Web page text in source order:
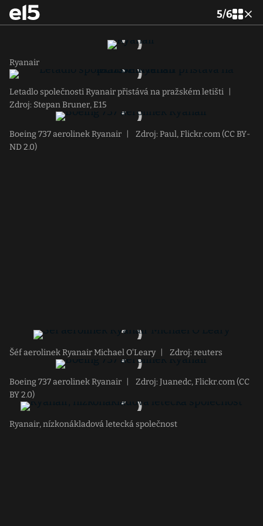
5/6
Ryanair
Letadlo společnosti Ryanair přistává na pražském letišti
Zdroj: Stepan Bruner, E15
Boeing 737 aerolinek Ryanair
Zdroj: Paul, Flickr.com (CC BY-
ND 2.0)
Šéf aerolinek Ryanair Michael O'Leary Zdroj: reuters
Boeing 737 aerolinek Ryanair
Zdroj: Juanedc, Flickr.com (CC
BY 2.0)
Ryanair, nízkonákladová letecká společnost